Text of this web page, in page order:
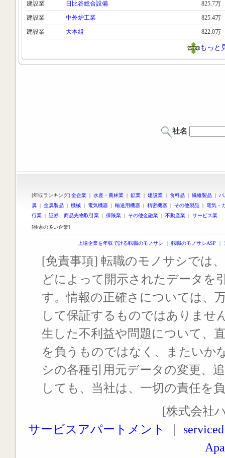
建設業
日比谷総合設備
825.7万
建設業
中外炉工業
825.4万
建設業
大本組 822.0万
もっと
社名
[年収ランキング] 全企業 | 水産・農林業 | 鉱業 | 建設業 | 食料品 | 繊維製品 |
属 | 金属製品 | 機械 | 電気機器 | 輸送用機器 | 精密機器 | その他製品 | 電気・
行業 | 証券、商品先物取引業 | 保険業 | その他金融業 | 不動産業 | サービス業
[検索の多い企業]
上場企業を年収で計る転職のモノサシ ｜ 転職のモノサシASP ｜
[免責事項] 転職のモノサシでは
どによって開示されたデータを
す。情報の正確さについては、
して保証するものではありませ
生した不利益や問題について、
を負うものではなく、またいか
シの各種引用元データの変更、
しても、当社は、一切の責任を
[株式会社
サービスアパートメント